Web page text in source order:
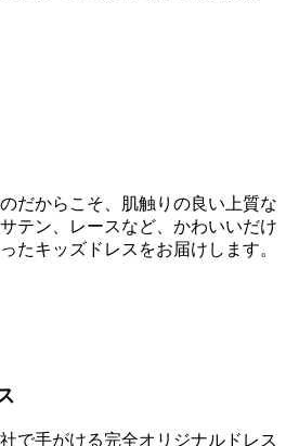
だからこそ、肌触りの良い上質な
テン、レースなど、かわいいだけ
たキッズドレスをお届けします。
で手がける完全オリジナルドレス